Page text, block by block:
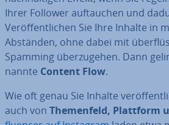
Ihrer Follower auf­tau­chen und
Ver­öf­fent­li­chen Sie Ihre Inhalte in
Abständen, ohne dabei mit
Spamming über­zu­ge­hen. Dann
nann­te Content Flow.
Wie oft genau Sie Inhalte
auch von The­men­feld, Plattform